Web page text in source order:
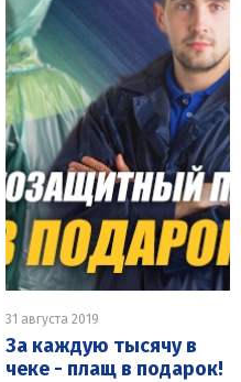
31 августа 2019
За каждую тысячу в
чеке - плащ в подарок!